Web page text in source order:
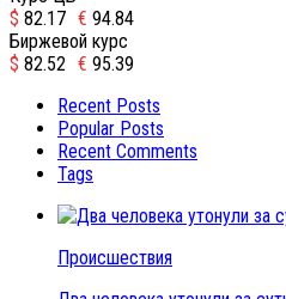
$ 82.17 € 94.84
Биржевой курс
$ 82.52 € 95.39
Recent Posts
Popular Posts
Recent Comments
Tags
Происшествия